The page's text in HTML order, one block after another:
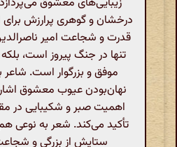
درخشان و گوهری پرارزش
قدرت و شجاعت امیر
تنها در جنگ پیروز است،
موفق و بزرگوار است. شاعر
نهان‌بودن عیوب معشوق
اهمیت صبر و شکیبایی در
تأکید می‌کند. شعر به
ستایش از بزرگی و